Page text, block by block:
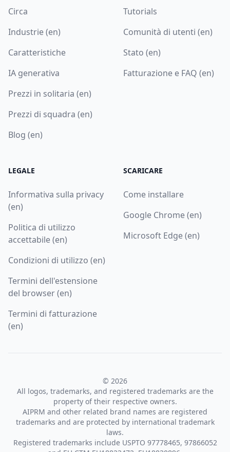
Circa
Industrie (en)
Caratteristiche
IA generativa
Prezzi in solitaria (en)
Prezzi di squadra (en)
Blog (en)
Tutorials
Comunità di utenti (en)
Stato (en)
Fatturazione e FAQ (en)
LEGALE
Informativa sulla privacy
(en)
Politica di utilizzo
accettabile (en)
Condizioni di utilizzo (en)
Termini dell'estensione
del browser (en)
Termini di fatturazione
(en)
SCARICARE
Come installare
Google Chrome (en)
Microsoft Edge (en)
© 2026
All logos, trademarks, and registered trademarks are the
property of their respective owners.
AIPRM and other related brand names are registered
trademarks and are protected by international trademark
laws.
Registered trademarks include USPTO 97778465, 97866052